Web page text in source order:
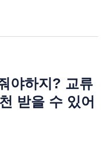
야하지? 교류
받을 수 있어